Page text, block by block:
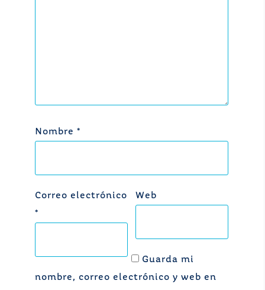
Nombre *
Correo electrónico
*
Web
Guarda mi
nombre, correo electrónico y web en